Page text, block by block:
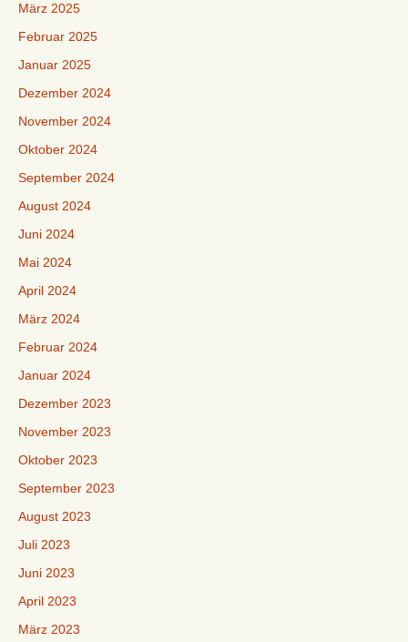
März 2025
Februar 2025
Januar 2025
Dezember 2024
November 2024
Oktober 2024
September 2024
August 2024
Juni 2024
Mai 2024
April 2024
März 2024
Februar 2024
Januar 2024
Dezember 2023
November 2023
Oktober 2023
September 2023
August 2023
Juli 2023
Juni 2023
April 2023
März 2023